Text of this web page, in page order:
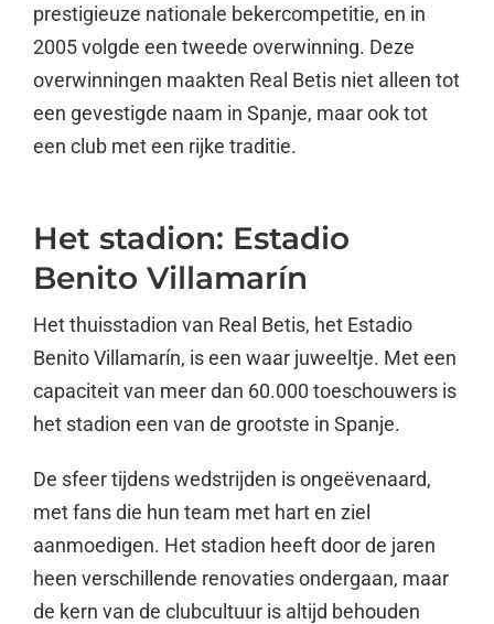
prestigieuze nationale bekercompetitie, en in
2005 volgde een tweede overwinning. Deze
overwinningen maakten Real Betis niet alleen tot
een gevestigde naam in Spanje, maar ook tot
een club met een rijke traditie.
Het stadion: Estadio
Benito Villamarín
Het thuisstadion van Real Betis, het Estadio
Benito Villamarín, is een waar juweeltje. Met een
capaciteit van meer dan 60.000 toeschouwers is
het stadion een van de grootste in Spanje.
De sfeer tijdens wedstrijden is ongeëvenaard,
met fans die hun team met hart en ziel
aanmoedigen. Het stadion heeft door de jaren
heen verschillende renovaties ondergaan, maar
de kern van de clubcultuur is altijd behouden